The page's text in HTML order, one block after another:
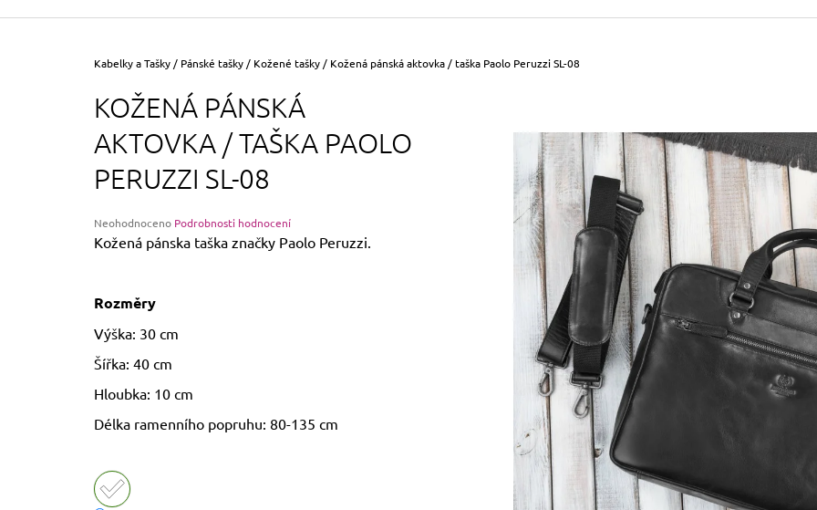
Domů
Kabelky a Tašky / Pánské tašky / Kožené tašky / Kožená pánská aktovka / taška Paolo Peruzzi SL-08
KOŽENÁ PÁNSKÁ
AKTOVKA / TAŠKA PAOLO
PERUZZI SL-08
Průměrné
hodnocení
z
hvězdiček.
Neohodnoceno Podrobnosti hodnocení
Kožená pánska taška značky Paolo Peruzzi.
Rozměry
Výška: 30 cm
Šířka: 40 cm
Hloubka: 10 cm
Délka ramenního popruhu: 80-135 cm